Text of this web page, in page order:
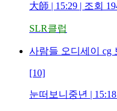
大師 | 15:29 | 조회
SLR클럽
사람들 오디세이 cg
[10]
눈떠보니중년 |